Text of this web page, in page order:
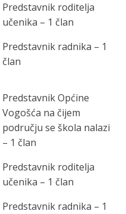
Predstavnik roditelja
učenika – 1 član
Predstavnik radnika – 1
član
Predstavnik Općine
Vogošća na čijem
području se škola nalazi
– 1 član
Predstavnik roditelja
učenika – 1 član
Predstavnik radnika – 1